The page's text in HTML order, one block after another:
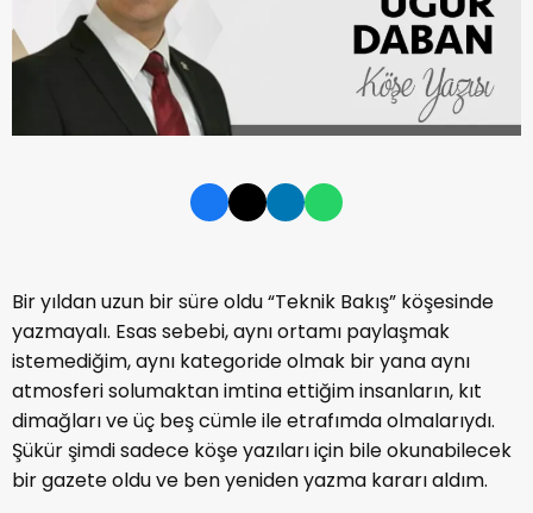
Bir yıldan uzun bir süre oldu “Teknik Bakış” köşesinde
yazmayalı. Esas sebebi, aynı ortamı paylaşmak
istemediğim, aynı kategoride olmak bir yana aynı
atmosferi solumaktan imtina ettiğim insanların, kıt
dimağları ve üç beş cümle ile etrafımda olmalarıydı.
Şükür şimdi sadece köşe yazıları için bile okunabilecek
bir gazete oldu ve ben yeniden yazma kararı aldım.